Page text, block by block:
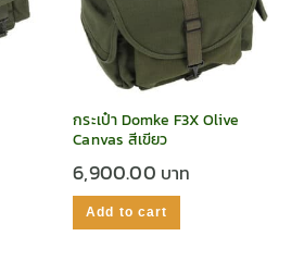
กระเป๋า Domke F3X Olive
Canvas สีเขียว
6,900.00
Add to cart